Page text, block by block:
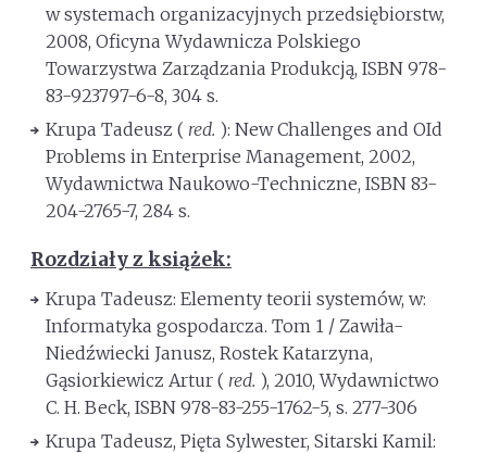
w systemach organizacyjnych przedsiębiorstw,
2008, Oficyna Wydawnicza Polskiego
Towarzystwa Zarządzania Produkcją, ISBN 978-
83-923797-6-8, 304 s.
Krupa Tadeusz ( red. ): New Challenges and OId
Problems in Enterprise Management, 2002,
Wydawnictwa Naukowo-Techniczne, ISBN 83-
204-2765-7, 284 s.
Rozdziały z książek:
Krupa Tadeusz: Elementy teorii systemów, w:
Informatyka gospodarcza. Tom 1 / Zawiła-
Niedźwiecki Janusz, Rostek Katarzyna,
Gąsiorkiewicz Artur ( red. ), 2010, Wydawnictwo
C. H. Beck, ISBN 978-83-255-1762-5, s. 277-306
Krupa Tadeusz, Pięta Sylwester, Sitarski Kamil: